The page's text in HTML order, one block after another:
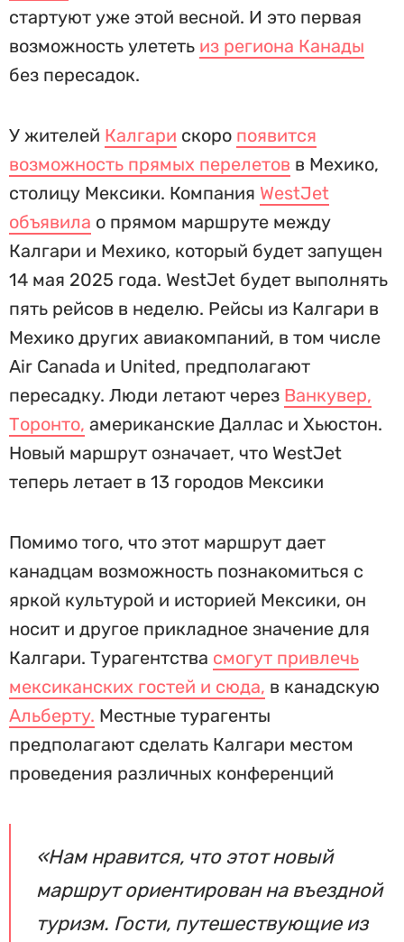
стартуют уже этой весной. И это первая
возможность улететь из региона Канады
без пересадок.
У жителей Калгари скоро появится
возможность прямых перелетов в Мехико,
столицу Мексики. Компания WestJet
объявила о прямом маршруте между
Калгари и Мехико, который будет запущен
14 мая 2025 года. WestJet будет выполнять
пять рейсов в неделю. Рейсы из Калгари в
Мехико других авиакомпаний, в том числе
Air Canada и United, предполагают
пересадку. Люди летают через Ванкувер,
Торонто, американские Даллас и Хьюстон.
Новый маршрут означает, что WestJet
теперь летает в 13 городов Мексики
Помимо того, что этот маршрут дает
канадцам возможность познакомиться с
яркой культурой и историей Мексики, он
носит и другое прикладное значение для
Калгари. Турагентства смогут привлечь
мексиканских гостей и сюда, в канадскую
Альберту. Местные турагенты
предполагают сделать Калгари местом
проведения различных конференций
«Нам нравится, что этот новый
маршрут ориентирован на въездной
туризм. Гости, путешествующие из